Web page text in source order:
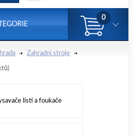
0
Zahradni stroje
listí a foukače